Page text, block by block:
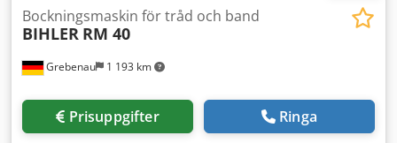
Grebenau 1 193 km
Bockningsmaskin för tråd och band
BIHLER RM 40
Prisuppgifter Ringa